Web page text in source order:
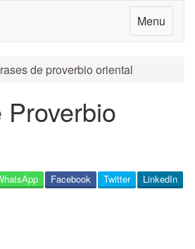
Menu
de proverbio oriental
Proverbio
LinkedIn
Twitter
Facebook